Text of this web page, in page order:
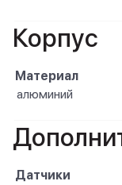
Корпус
Материал
алюминий
Датчики